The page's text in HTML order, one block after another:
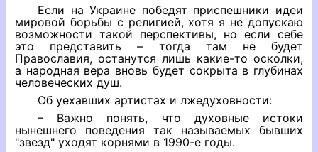
Если на Украине победят приспешники идеи
мировой борьбы с религией, хотя я не допускаю
возможности такой перспективы, но если себе
это представить – тогда там не будет
Православия, останутся лишь какие-то осколки,
а народная вера вновь будет сокрыта в глубинах
человеческих душ.
Об уехавших артистах и лжедуховности:
– Важно понять, что духовные истоки
нынешнего поведения так называемых бывших
"звезд" уходят корнями в 1990-е годы.